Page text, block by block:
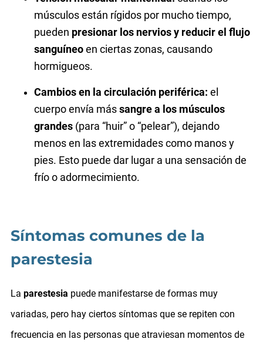
músculos están rígidos por mucho tiempo,
pueden presionar los nervios y reducir el flujo
sanguíneoen ciertas zonas, causando
hormigueos.
Cambios en la circulación periférica: el
cuerpo envía más sangre a los músculos
grandes(para “huir” o “pelear”), dejando
menos en las extremidades como manos y
pies. Esto puede dar lugar a una sensación de
frío o adormecimiento.
Síntomas comunes de la
parestesia
La parestesia puede manifestarse de formas muy
variadas, pero hay ciertos síntomas que se repiten con
frecuencia en las personas que atraviesan momentos de